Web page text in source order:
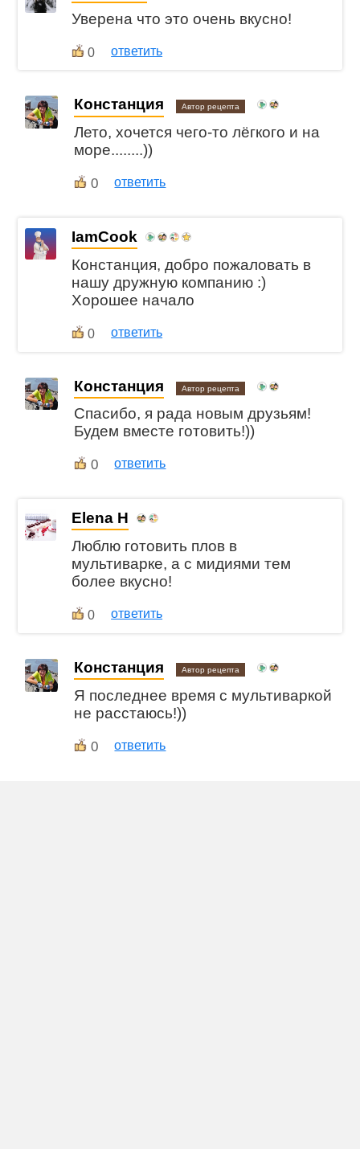
Уверена что это очень вкусно!
0 ответить
Констанция Автор рецепта
Лето, хочется чего-то лёгкого и на
море........))
0 ответить
IamCook
Констанция, добро пожаловать в
нашу дружную компанию :)
Хорошее начало
0 ответить
Констанция Автор рецепта
Спасибо, я рада новым друзьям!
Будем вместе готовить!))
0 ответить
Elena H
Люблю готовить плов в
мультиварке, а с мидиями тем
более вкусно!
0 ответить
Констанция Автор рецепта
Я последнее время с мультиваркой
не расстаюсь!))
0 ответить